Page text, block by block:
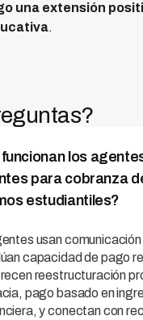
una extensión
.
los
para cobranza
estudiantiles?
usan comunicación
capacidad de pago
reestructuración
pago basado en
y conectan con